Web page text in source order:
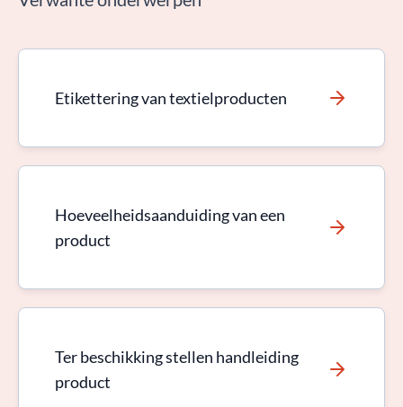
Etikettering van textielproducten
Hoeveelheidsaanduiding van een
product
Ter beschikking stellen handleiding
product